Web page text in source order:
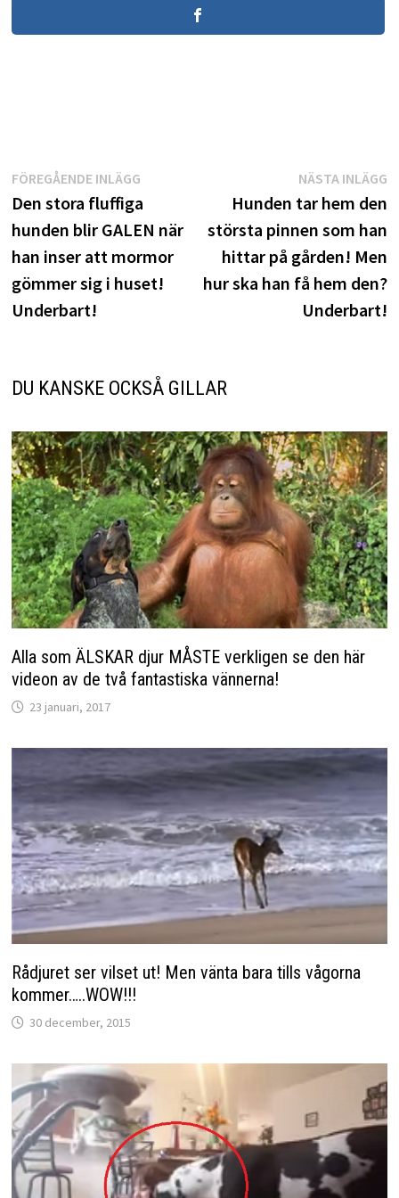
Inläggsnavigering
FÖREGÅENDE INLÄGGFöregående
inlägg:
Den stora fluffiga
hunden blir GALEN när
han inser att mormor
gömmer sig i huset!
Underbart!
NÄSTA INLÄGG
Hunden tar hem den
största pinnen som han
hittar på gården! Men
hur ska han få hem den?
Underbart!
DU KANSKE OCKSÅ GILLAR
Alla som ÄLSKAR djur MÅSTE verkligen se den här
videon av de två fantastiska vännerna!
23 januari, 2017
Rådjuret ser vilset ut! Men vänta bara tills vågorna
kommer…..WOW!!!
30 december, 2015